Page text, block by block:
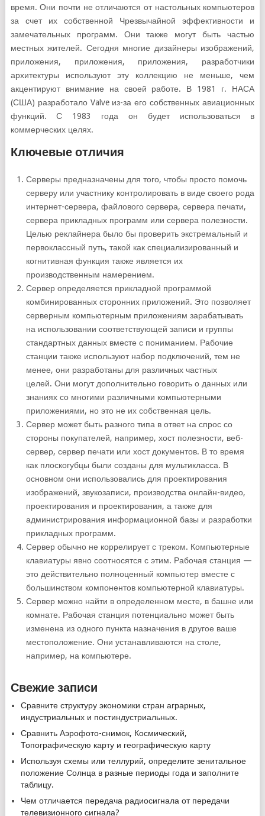
время. Они почти не отличаются от настольных компьютеров
за счет их собственной Чрезвычайной эффективности и
замечательных программ. Они также могут быть частью
местных жителей. Сегодня многие дизайнеры изображений,
приложения, приложения, приложения, разработчики
архитектуры используют эту коллекцию не меньше, чем
акцентируют внимание на своей работе. В 1981 г. НАСА
(США) разработало Valve из-за его собственных авиационных
функций. С 1983 года он будет использоваться в
коммерческих целях.
Ключевые отличия
Серверы предназначены для того, чтобы просто помочь
серверу или участнику контролировать в виде своего рода
интернет-сервера, файлового сервера, сервера печати,
сервера прикладных программ или сервера полезности.
Целью реклайнера было бы проверить экстремальный и
первоклассный путь, такой как специализированный и
когнитивная функция также является их
производственным намерением.
Сервер определяется прикладной программой
комбинированных сторонних приложений. Это позволяет
серверным компьютерным приложениям зарабатывать
на использовании соответствующей записи и группы
стандартных данных вместе с пониманием. Рабочие
станции также используют набор подключений, тем не
менее, они разработаны для различных частных
целей. Они могут дополнительно говорить о данных или
знаниях со многими различными компьютерными
приложениями, но это не их собственная цель.
Сервер может быть разного типа в ответ на спрос со
стороны покупателей, например, хост полезности, веб-
сервер, сервер печати или хост документов. В то время
как плоскогубцы были созданы для мультикласса. В
основном они использовались для проектирования
изображений, звукозаписи, производства онлайн-видео,
проектирования и проектирования, а также для
администрирования информационной базы и разработки
прикладных программ.
Сервер обычно не коррелирует с треком. Компьютерные
клавиатуры явно соотносятся с этим. Рабочая станция —
это действительно полноценный компьютер вместе с
большинством компонентов компьютерной клавиатуры.
Сервер можно найти в определенном месте, в башне или
комнате. Рабочая станция потенциально может быть
изменена из одного пункта назначения в другое ваше
местоположение. Они устанавливаются на столе,
например, на компьютере.
Свежие записи
Сравните структуру экономики стран аграрных,
индустриальных и постиндустриальных.
Сравнить Аэрофото-снимок, Космический,
Топографическую карту и географическую карту
Используя схемы или теллурий, определите зенитальное
положение Солнца в разные периоды года и заполните
таблицу.
Чем отличается передача радиосигнала от передачи
телевизионного сигнала?